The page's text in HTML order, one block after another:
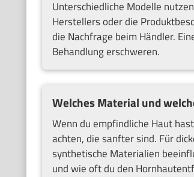
Unterschiedliche Modelle
Herstellers oder die
die Nachfrage beim Händler.
Behandlung erschweren.
Welches Material und
Wenn du empfindliche Haut
achten, die sanfter sind. Für
synthetische Materialien
und wie oft du den